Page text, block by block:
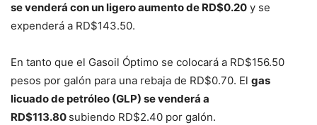
se venderá con un ligero aumento de RD$0.20 y se
expenderá a RD$143.50.
En tanto que el Gasoil Óptimo se colocará a RD$156.50
pesos por galón para una rebaja de RD$0.70. El gas
licuado de petróleo (GLP) se venderá a
RD$113.80 subiendo RD$2.40 por galón.